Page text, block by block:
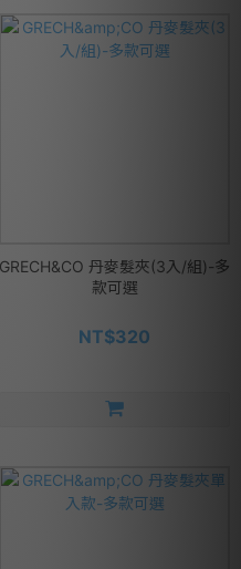
GRECH&CO 丹麥髮夾(3入/組)-多
款可選
NT$320